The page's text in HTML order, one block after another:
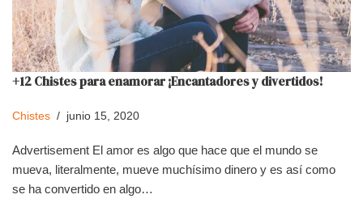
+12 Chistes para enamorar ¡Encantadores y divertidos!
Chistes junio 15, 2020
Advertisement El amor es algo que hace que el mundo se
mueva, literalmente, mueve muchísimo dinero y es así como
se ha convertido en algo…